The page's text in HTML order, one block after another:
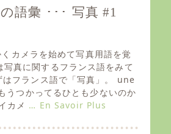
語彙 ･･･ 写真 #1
カメラを始めて写真用語を覚
写真に関するフランス語をみて
はフランス語で「写真」。 une
うつかってるひとも少ないのか
カメ … En Savoir Plus